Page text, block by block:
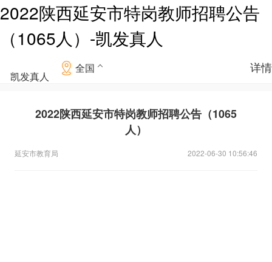
2022陕西延安市特岗教师招聘公告
（1065人）-凯发真人
凯发真人
全国 详情
2022陕西延安市特岗教师招聘公告（1065
人）
延安市教育局 2022-06-30 10:56:46